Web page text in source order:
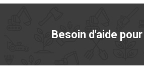
Besoin d'aide